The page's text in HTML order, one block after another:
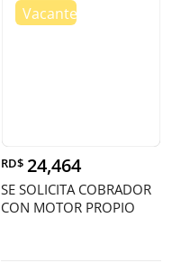
RD$ 24,464
SE SOLICITA COBRADOR
CON MOTOR PROPIO